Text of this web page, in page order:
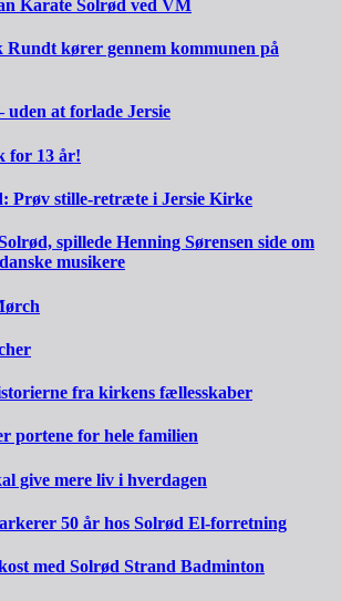
Karate Solrød ved VM
kører gennem kommunen på
uden at forlade Jersie
for 13 år!
Prøv stille-retræte i Jersie Kirke
spillede Henning Sørensen side om
musikere
fra kirkens fællesskaber
portene for hele familien
give mere liv i hverdagen
50 år hos Solrød El-forretning
med Solrød Strand Badminton